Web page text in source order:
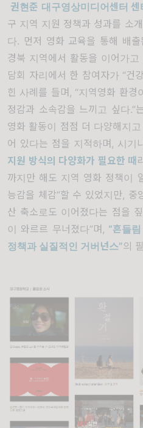
권현준 대구영상미디어센터 센
구 지역 지원 정책과 성과를 소
다. 먼저 영화 교육을 통해 배
경북 지역에서 활동을 이어가
담회 자리에서 한 참여자가 “건
힌 사례를 들며, “지역영화 환
정감과 소속감을 느끼고 싶다.”
영화 활동이 점점 더 다양해지
어 있다는 점을 지적하며, 시기
지원 방식의 다양화가 필요한 때
까지만 해도 지역 영화 정책이
능감을 체감”할 수 있었지만, 중
산 축소로도 이어졌다는 점을
이 와르르 무너졌다”며, “흔들
정책과 실질적인 거버넌스”의